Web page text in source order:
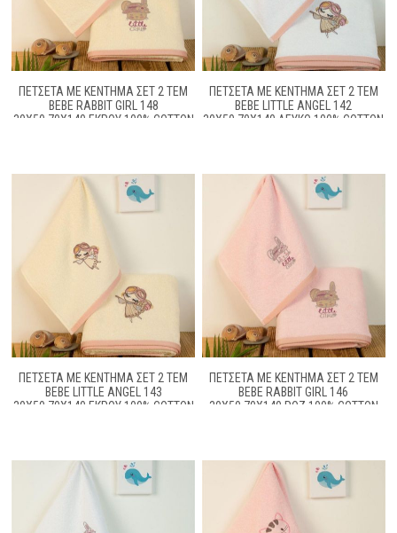
ΠΕΤΣΕΤΑ ΜΕ ΚΈΝΤΗΜΑ ΣΕΤ 2 ΤΕΜ
BEBE RABBIT GIRL 148
30X50,70X140 ΕΚΡΟΎ 100% COTTON
ΠΕΤΣΕΤΑ ΜΕ ΚΈΝΤΗΜΑ ΣΕΤ 2 ΤΕΜ
BEBE LITTLE ANGEL 142
30X50,70X140 ΛΕΥΚΌ 100% COTTON
ΠΕΤΣΕΤΑ ΜΕ ΚΈΝΤΗΜΑ ΣΕΤ 2 ΤΕΜ
BEBE LITTLE ANGEL 143
30X50,70X140 ΕΚΡΟΎ 100% COTTON
ΠΕΤΣΕΤΑ ΜΕ ΚΈΝΤΗΜΑ ΣΕΤ 2 ΤΕΜ
BEBE RABBIT GIRL 146
30X50,70X140 ΡΟΖ 100% COTTON